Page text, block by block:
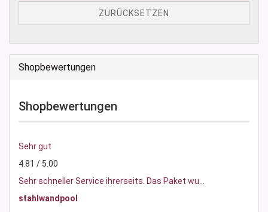
ZURÜCKSETZEN
Shopbewertungen
Shopbewertungen
Sehr gut
4.81 / 5.00
Sehr schneller Service ihrerseits. Das Paket wu...
stahlwandpool